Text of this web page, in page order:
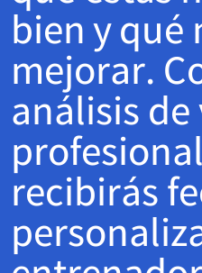
bien y qué
mejorar.
análisis
recibirás